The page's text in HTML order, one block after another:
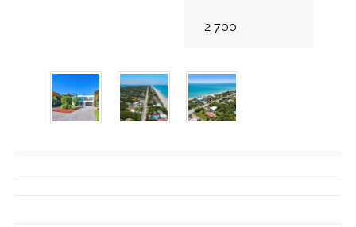
2 700